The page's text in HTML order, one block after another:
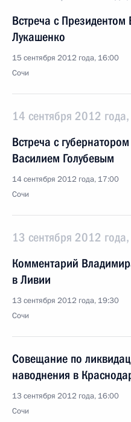
Встреча с
Лукашенко
15 сентября 2012 года, 16:00
Сочи
14 сентября 2012
Встреча с
Василием Голубевым
14 сентября 2012 года, 17:00
Сочи
13 сентября 2012 года,
Комментарий
в Ливии
13 сентября 2012 года, 19:30
Сочи
Совещание по
наводнения в
13 сентября 2012 года, 16:00
Сочи